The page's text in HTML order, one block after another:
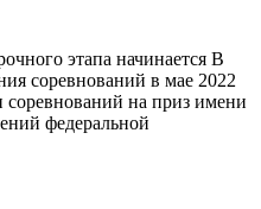
этапа начинается В
соревнований в мае 2022
соревнований на приз имени
федеральной